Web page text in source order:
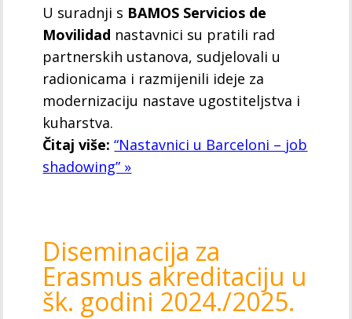
U suradnji s BAMOS Servicios de
Movilidad nastavnici su pratili rad
partnerskih ustanova, sudjelovali u
radionicama i razmijenili ideje za
modernizaciju nastave ugostiteljstva i
kuharstva.
Čitaj više: “Nastavnici u Barceloni – job
shadowing” »
Diseminacija za
Erasmus akreditaciju u
šk. godini 2024./2025.